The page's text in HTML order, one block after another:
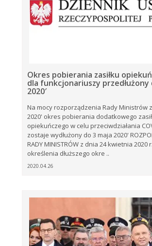
Okres pobierania zasiłku
dla funkcjonariuszy przedłużony
2020′
Na mocy rozporządzenia Rady Ministrów
2020' okres pobierania dodatkowego
opiekuńczego w celu przeciwdziałania
zostaje wydłużony do 3 maja 2020'
RADY MINISTRÓW z dnia 24 kwietnia 2020
określenia dłuższego okre ..
2020.04.26